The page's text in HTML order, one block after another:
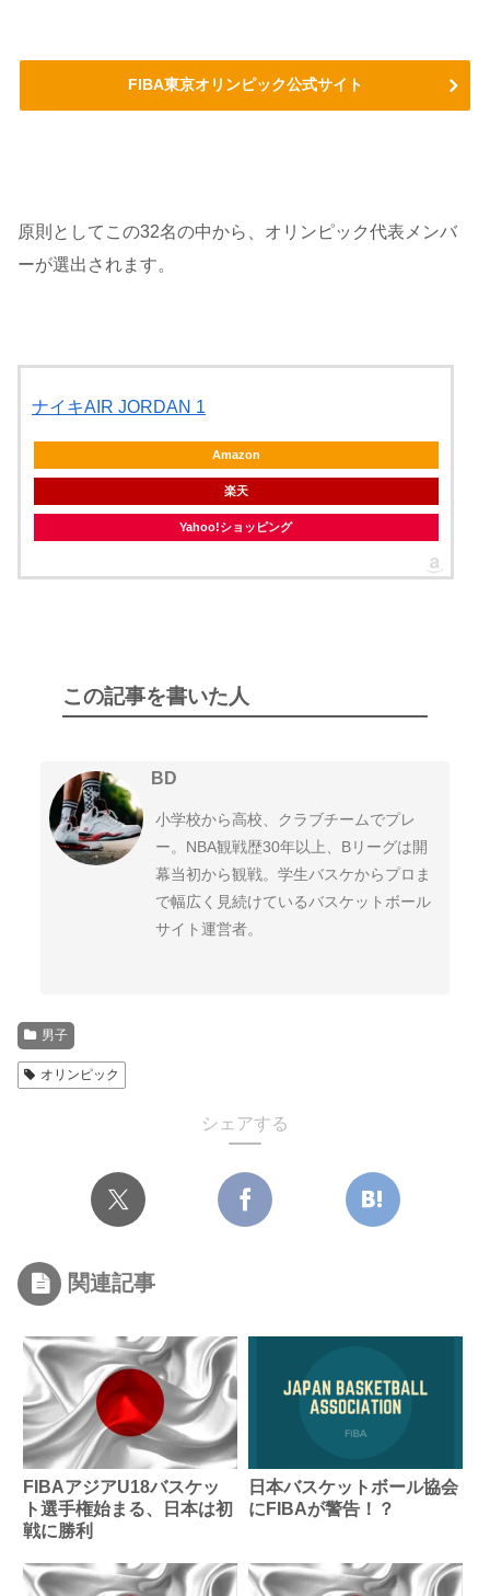
FIBA東京オリンピック公式サイト
原則としてこの32名の中から、オリンピック代表メンバ
ーが選出されます。
ナイキAIR JORDAN 1
Amazon
楽天
Yahoo!ショッピング
この記事を書いた人
BD
小学校から高校、クラブチームでプレ
ー。NBA観戦歴30年以上、Bリーグは開
幕当初から観戦。学生バスケからプロま
で幅広く見続けているバスケットボール
サイト運営者。
男子
オリンピック
シェアする
関連記事
FIBAアジアU18バスケッ
ト選手権始まる、日本は初
戦に勝利
日本バスケットボール協会
にFIBAが警告！？